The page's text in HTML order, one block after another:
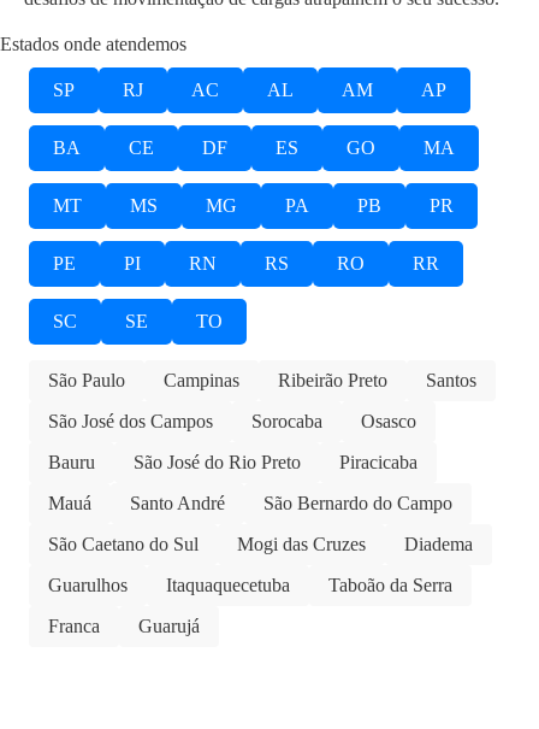
Estados onde atendemos
SP RJ AC AL AM AP
BA CE DF ES GO MA
MT MS MG PA PB PR
PE PI RN RS RO RR
SC SE TO
São Paulo Campinas Ribeirão Preto
Santos
São José dos Campos
Sorocaba
Osasco
Bauru
São José do Rio Preto
Piracicaba
Mauá
Santo André
São Bernardo do Campo
São Caetano do Sul
Mogi das Cruzes
Diadema
Guarulhos
Itaquaquecetuba
Taboão da Serra
Franca
Guarujá